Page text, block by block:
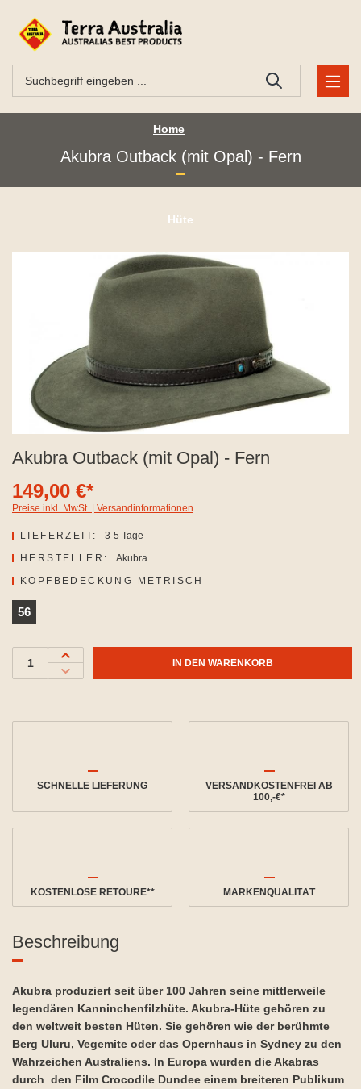
Home
Akubra Outback (mit Opal) - Fern
Hüte
Akubra Outback (mit Opal) - Fern
149,00 €*
Preise inkl. MwSt. | Versandinformationen
LIEFERZEIT:
3-5 Tage
HERSTELLER:
Akubra
KOPFBEDECKUNG METRISCH
56
IN DEN WARENKORB
SCHNELLE LIEFERUNG
VERSANDKOSTENFREI AB
100,-€*
KOSTENLOSE RETOURE** MARKENQUALITÄT
Beschreibung
Akubra produziert seit über 100 Jahren seine mittlerweile
legendären Kanninchenfilzhüte. Akubra-Hüte gehören zu
den weltweit besten Hüten. Sie gehören wie der berühmte
Berg Uluru, Vegemite oder das Opernhaus in Sydney zu den
Wahrzeichen Australiens. In Europa wurden die Akabras
durch den Film Crocodile Dundee einem breiteren Publikum